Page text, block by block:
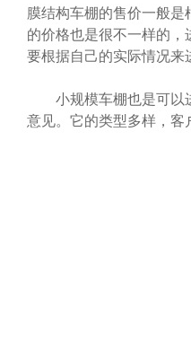
膜结构车棚的售价一般
的价格也是很不一样的
要根据自己的实际情况来
小规模车棚也是可以进
意见。它的类型多样，客